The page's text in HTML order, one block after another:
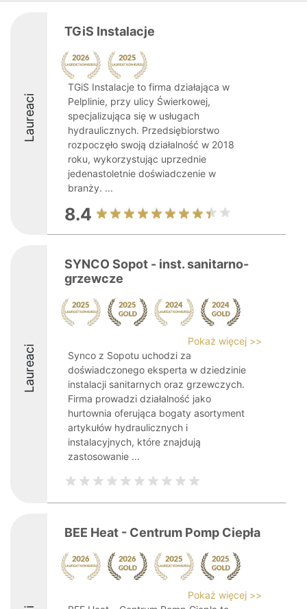
Laureaci
TGiS Instalacje
TGiS Instalacje to firma działająca w
Pelplinie, przy ulicy Świerkowej,
specjalizująca się w usługach
hydraulicznych. Przedsiębiorstwo
rozpoczęło swoją działalność w 2018
roku, wykorzystując uprzednie
jedenastoletnie doświadczenie w
branży. ...
8.4
Laureaci
SYNCO Sopot - inst. sanitarno-
grzewcze
Pokaż więcej >>
Synco z Sopotu uchodzi za
doświadczonego eksperta w dziedzinie
instalacji sanitarnych oraz grzewczych.
Firma prowadzi działalność jako
hurtownia oferująca bogaty asortyment
artykułów hydraulicznych i
instalacyjnych, które znajdują
zastosowanie ...
BEE Heat - Centrum Pomp Ciepła
Pokaż więcej >>